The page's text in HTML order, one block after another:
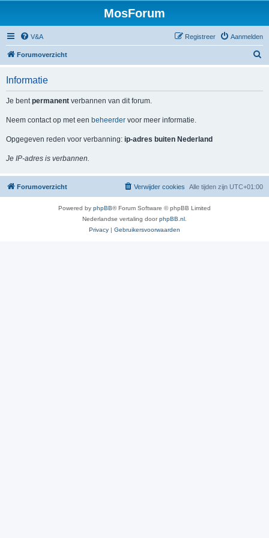
MosForum
V&A Aanmelden
Registreer
Forumoverzicht
Informatie
Je bentpermanent verbannen van dit forum.
Neem contact op met een beheerder voor meer informatie.
Opgegeven reden voor verbanning: ip-adres buiten Nederland
Je IP-adres is verbannen.
Forumoverzicht Alle tijden zijn UTC+01:00
Verwijder cookies
Powered by phpBB® Forum Software © phpBB Limited
Nederlandse vertaling doorphpBB.nl
Privacy | Gebruikersvoorwaarden